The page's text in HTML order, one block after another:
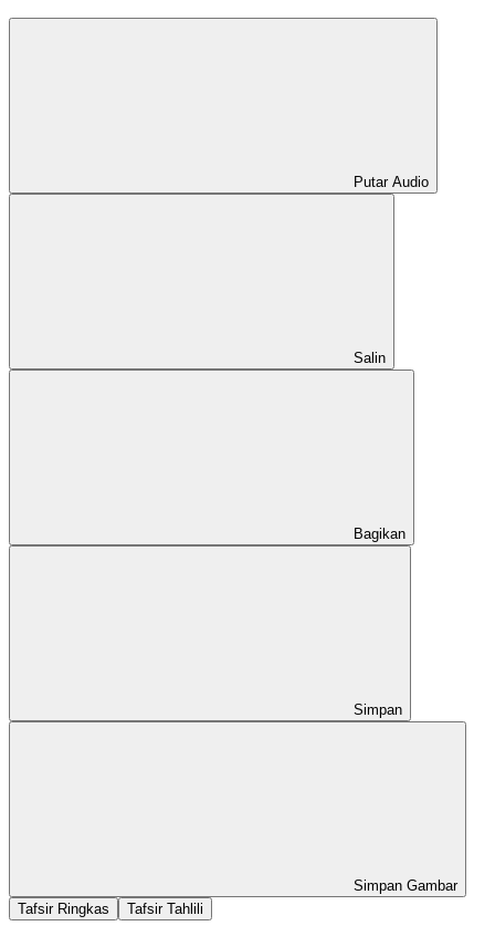
Putar Audio
Salin
Bagikan
Simpan
Simpan Gambar
Tafsir Ringkas
Tafsir Tahlili